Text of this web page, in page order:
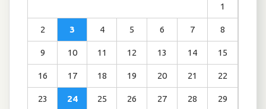
1
2 3 4 5 6 7 8
9 10 11 12 13 14 15
16 17 18 19 20 21 22
23 24 25 26 27 28 29